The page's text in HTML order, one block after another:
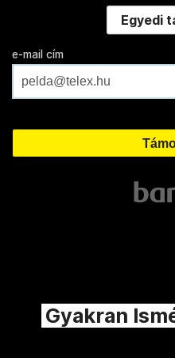
Egyedi
e-mail cím
Gyakran